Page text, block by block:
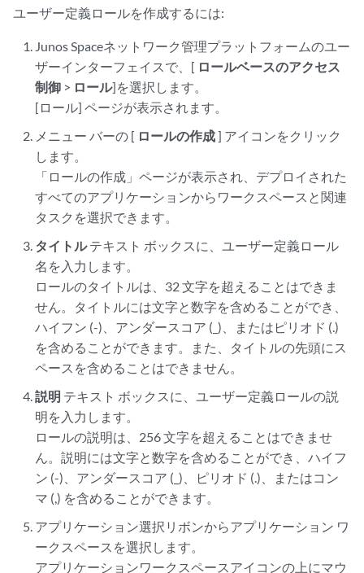
ユーザー定義ロールを作成するには:
Junos Spaceネットワーク管理プラットフォームのユー
ザーインターフェイスで、[ ロールベースのアクセス
制御 > ロール]を選択します。
[ロール] ページが表示されます。
メニュー バーの [ ロールの作成] アイコンをクリック
します。
「ロールの作成」ページが表示され、デプロイされた
すべてのアプリケーションからワークスペースと関連
タスクを選択できます。
タイトルテキスト ボックスに、ユーザー定義ロール
名を入力します。
ロールのタイトルは、32 文字を超えることはできま
せん。タイトルには文字と数字を含めることができ、
ハイフン (-)、アンダースコア (_)、またはピリオド (.)
を含めることができます。また、タイトルの先頭にス
ペースを含めることはできません。
説明 テキスト ボックスに、ユーザー定義ロールの説
明を入力します。
ロールの説明は、256 文字を超えることはできませ
ん。説明には文字と数字を含めることができ、ハイフ
ン (-)、アンダースコア (_)、ピリオド (.)、またはコン
マ (,) を含めることができます。
アプリケーション選択リボンからアプリケーション ワ
ークスペースを選択します。
アプリケーションワークスペースアイコンの上にマウ